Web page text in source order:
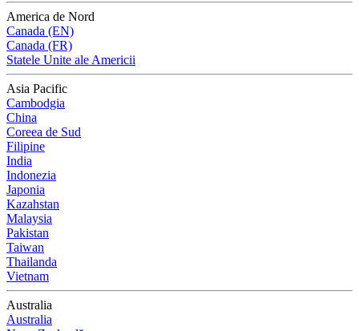
America de Nord
Canada (EN)
Canada (FR)
Statele Unite ale Americii
Asia Pacific
Cambodgia
China
Coreea de Sud
Filipine
India
Indonezia
Japonia
Kazahstan
Malaysia
Pakistan
Taiwan
Thailanda
Vietnam
Australia
Australia